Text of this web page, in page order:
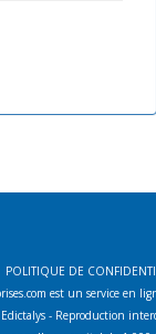
POLITIQUE DE
est un service en
- Reproduction